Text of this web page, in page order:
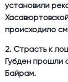
установили
происходило
2. Страсть к
Губден прошли
Байрам.